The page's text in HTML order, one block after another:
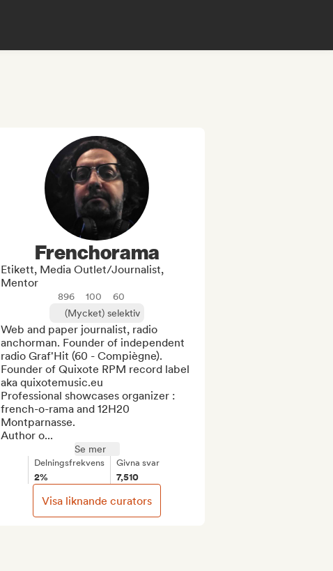
Frenchorama
Etikett, Media Outlet/Journalist,
Mentor
896 100
60
(Mycket) selektiv
Web and paper journalist, radio
anchorman. Founder of independent
radio Graf'Hit (60 - Compiègne).
Founder of Quixote RPM record label
aka quixotemusic.eu
Professional showcases organizer :
french-o-rama and 12H20
Montparnasse.
Author o...
Se mer
Delningsfrekvens
2%
Givna svar
7,510
Visa liknande curators